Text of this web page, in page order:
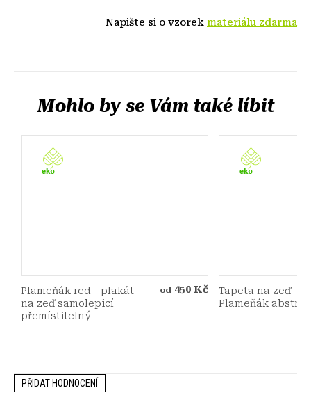
Napište si o vzorek materiálu zdarma
Plameňák red - plakát
na zeď samolepicí
přemístitelný
od 450 Kč
Tapeta na zeď -
Plameňák
PŘIDAT HODNOCENÍ